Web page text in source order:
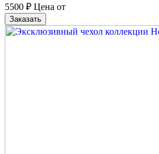
5500 ₽ Цена от
Заказать